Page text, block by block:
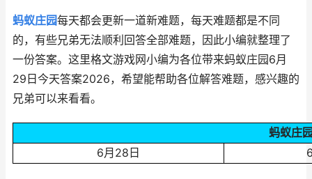
蚂蚁庄园每天都会更新一道新难题，每天难题都是不同
的，有些兄弟无法顺利回答全部难题，因此小编就整理了
一份答案。这里格文游戏网小编为各位带来蚂蚁庄园6月
29日今天答案2026，希望能帮助各位解答难题，感兴趣的
兄弟可以来看看。
蚂蚁庄
6月28日